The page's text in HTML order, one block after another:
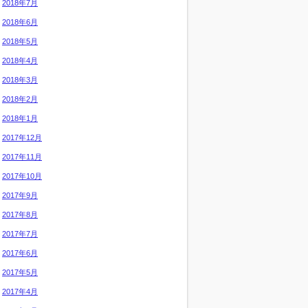
2018年7月
2018年6月
2018年5月
2018年4月
2018年3月
2018年2月
2018年1月
2017年12月
2017年11月
2017年10月
2017年9月
2017年8月
2017年7月
2017年6月
2017年5月
2017年4月